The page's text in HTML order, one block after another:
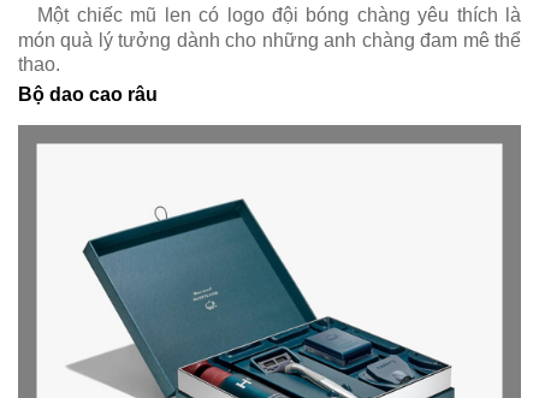
Một chiếc mũ len có logo đội bóng chàng yêu thích là
món quà lý tưởng dành cho những anh chàng đam mê thể
thao.
Bộ dao cao râu